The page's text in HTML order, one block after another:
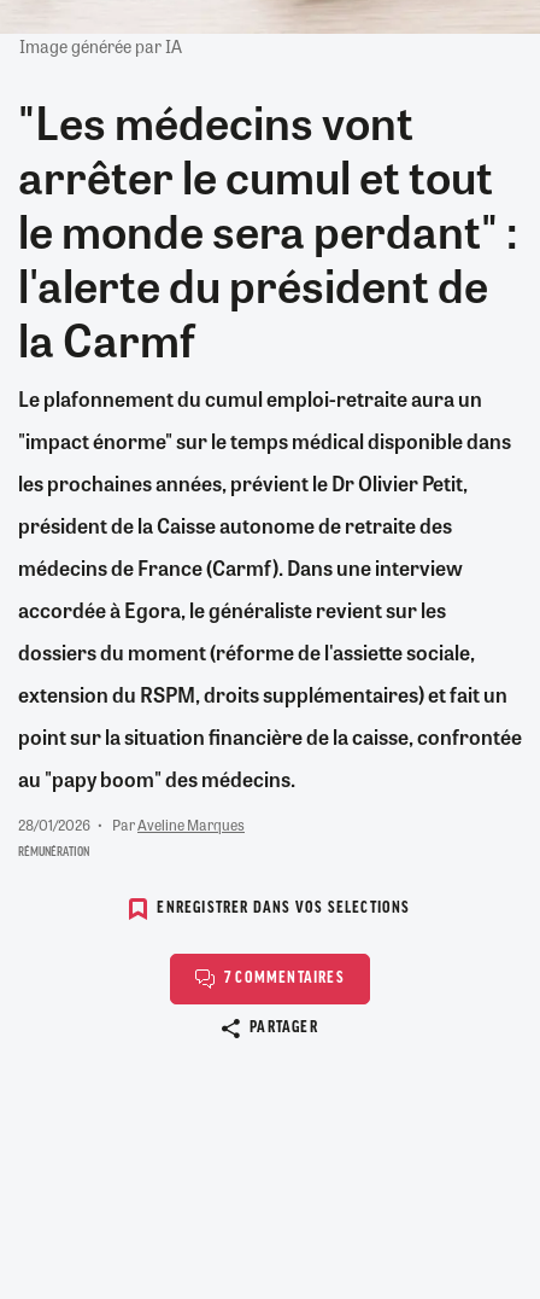
Image générée par IA
"Les médecins vont
arrêter le cumul et tout
le monde sera perdant" :
l'alerte du président de
la Carmf
Le plafonnement du cumul emploi-retraite aura un
"impact énorme" sur le temps médical disponible dans
les prochaines années, prévient le Dr Olivier Petit,
président de la Caisse autonome de retraite des
médecins de France (Carmf). Dans une interview
accordée à Egora, le généraliste revient sur les
dossiers du moment (réforme de l'assiette sociale,
extension du RSPM, droits supplémentaires) et fait un
point sur la situation financière de la caisse, confrontée
au "papy boom" des médecins.
28/01/2026 ParAveline Marques
RÉMUNÉRATION
ENREGISTRER DANS VOS SELECTIONS
7 COMMENTAIRES
PARTAGER